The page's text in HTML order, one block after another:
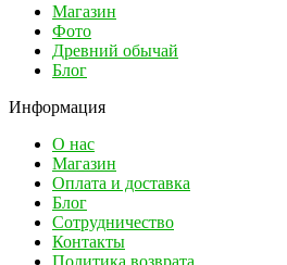
Магазин
Фото
Древний обычай
Блог
Информация
О нас
Магазин
Оплата и доставка
Блог
Сотрудничество
Контакты
Политика возврата